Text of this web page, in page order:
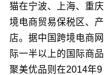
猫在宁波、上海、重
境电商贸易保税区、
店。据中国跨境电商
际一半以上的国际商
聚美优品则在2014年9